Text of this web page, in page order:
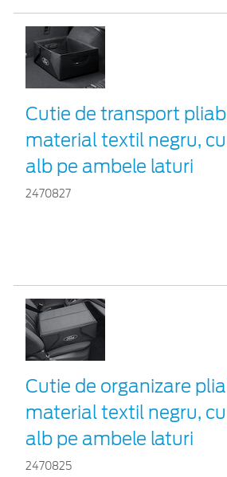
Cutie de transport
material textil negru,
alb pe ambele laturi
2470827
Cutie de organizare
material textil negru,
alb pe ambele laturi
2470825